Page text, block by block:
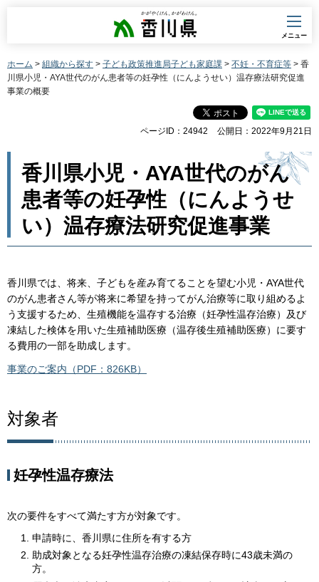
香川県
メニュー
ホーム > 組織から探す > 子ども政策推進局子ども家庭課 > 不妊・不育症等 > 香
川県小児・AYA世代のがん患者等の妊孕性（にんようせい）温存療法研究促進
事業の概要
ページID：24942 公開日：2022年9月21日
香川県小児・AYA世代のがん
患者等の妊孕性（にんようせ
い）温存療法研究促進事業
香川県では、将来、子どもを産み育てることを望む小児・AYA世代
のがん患者さん等が将来に希望を持ってがん治療等に取り組めるよ
う支援するため、生殖機能を温存する治療（妊孕性温存治療）及び
凍結した検体を用いた生殖補助医療（温存後生殖補助医療）に要す
る費用の一部を助成します。
事業のご案内（PDF：826KB）
対象者
妊孕性温存療法
次の要件をすべて満たす方が対象です。
申請時に、香川県に住所を有する方
助成対象となる妊孕性温存治療の凍結保存時に43歳未満の
方。